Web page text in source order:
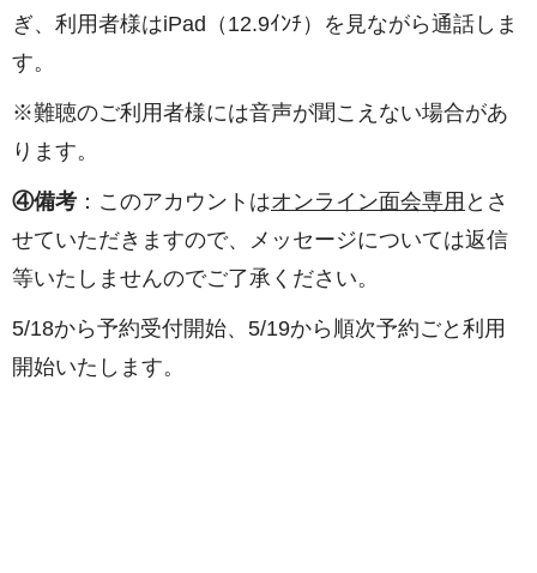
ぎ、利用者様はiPad（12.9ｲﾝﾁ）を見ながら通話しま
す。
※難聴のご利用者様には音声が聞こえない場合があ
ります。
④備考 ：このアカウントはオンライン面会専用 とさ
せていただきますので、メッセージについては返信
等いたしませんのでご了承ください。
5/18から予約受付開始、5/19から順次予約ごと利用
開始いたします。